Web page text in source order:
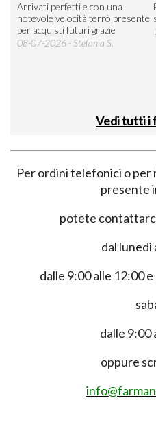
Arrivati perfetti e con una
notevole velocità terrò presente
per acquisti futuri grazie
08-07-2026 - Stefania S.
Vedi tutti i
Per ordini telefonici o
presente
potete
dal lunedì
dalle 9:00 alle 12:00
dalle 9:00
oppure